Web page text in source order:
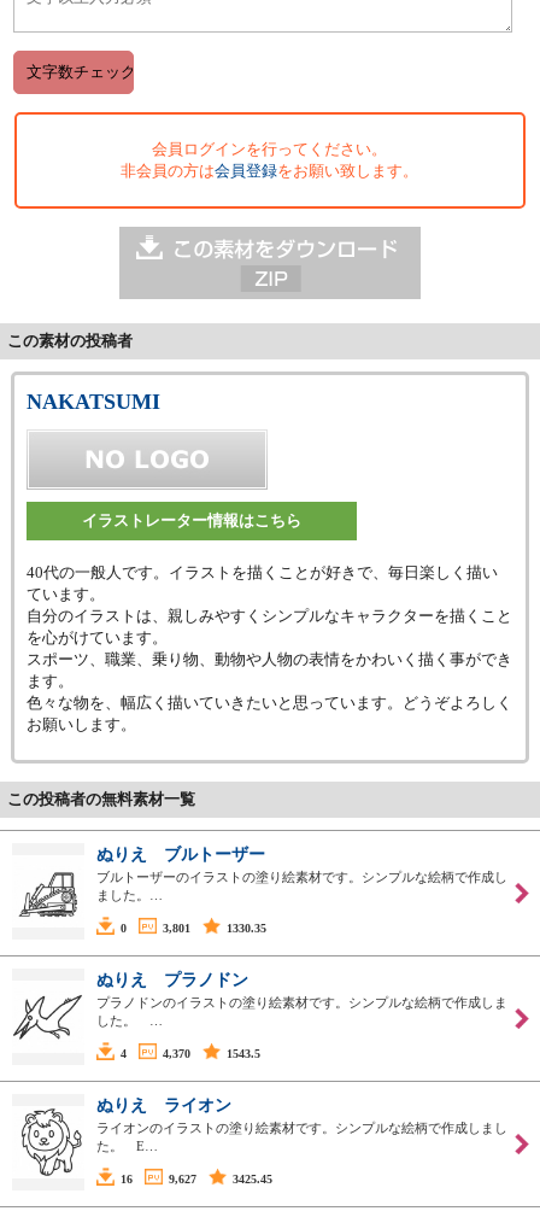
会員ログインを行ってください。
非会員の方は会員登録をお願い致します。
この素材の投稿者
NAKATSUMI
イラストレーター情報はこちら
40代の一般人です。イラストを描くことが好きで、毎日楽しく描い
ています。
自分のイラストは、親しみやすくシンプルなキャラクターを描くこと
を心がけています。
スポーツ、職業、乗り物、動物や人物の表情をかわいく描く事ができ
ます。
色々な物を、幅広く描いていきたいと思っています。どうぞよろしく
お願いします。
この投稿者の無料素材一覧
ぬりえ ブルトーザー
ブルトーザーのイラストの塗り絵素材です。シンプルな絵柄で作成し
ました。…
0 3,801 1330.35
ぬりえ プラノドン
プラノドンのイラストの塗り絵素材です。シンプルな絵柄で作成しま
した。 …
4 4,370 1543.5
ぬりえ ライオン
ライオンのイラストの塗り絵素材です。シンプルな絵柄で作成しまし
た。 E…
16 9,627 3425.45